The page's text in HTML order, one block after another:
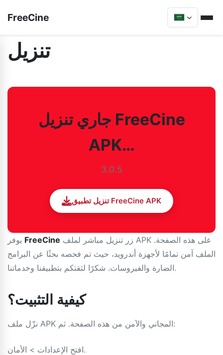
FreeCine
تنزيل
جاري تنزيل FreeCine
APK…
3.0.5
تنزيل تطبيق FreeCine APK
FreeCine
الملف آمن تمامًا لأجهزة أندرويد، حيث تم فحصه بحثًا عن البرامج
الضارة والفيروسات. شكرًا لثقتكم بتطبيقنا وخدماتنا.
كيفية التثبيت؟
نزّل ملف APK المجاني والآمن من هذه الصفحة. ثم:
افتح الإعدادات > الأمان.